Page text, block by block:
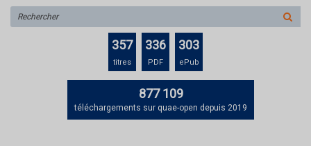
sur
le
357
titres
336
PDF
303
ePub
877 109
téléchargements sur quae-open depuis 2019